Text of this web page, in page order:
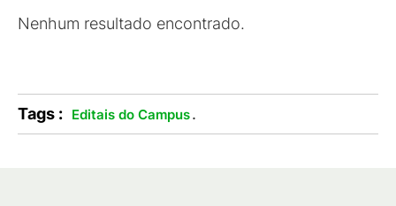
Nenhum resultado encontrado.
Tags : Editais do Campus.